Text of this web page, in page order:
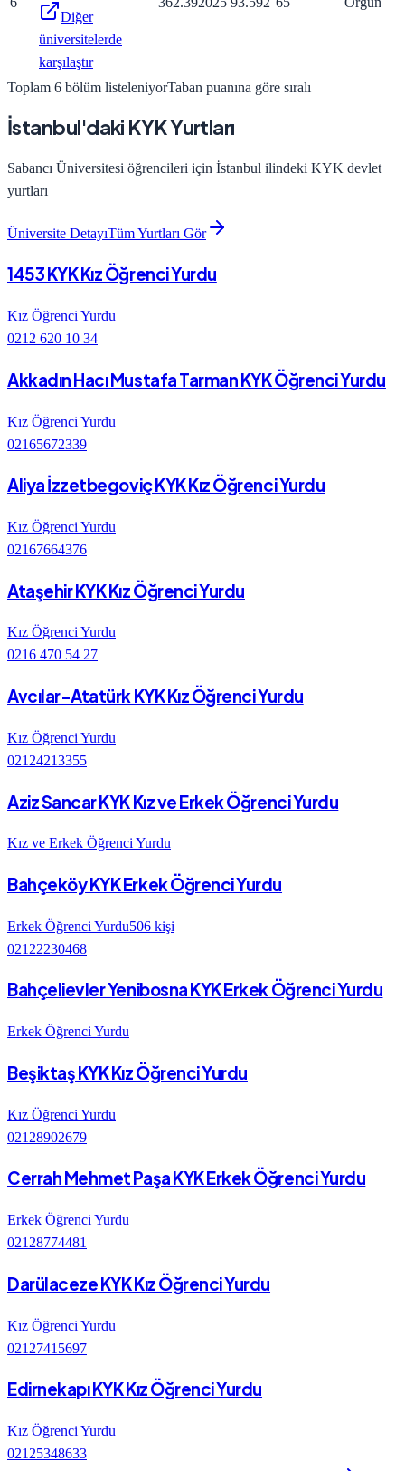
Diğer
üniversitelerde
karşılaştır
Toplam 6 bölüm listeleniyorTaban puanına göre sıralı
İstanbul'daki KYK Yurtları
Sabancı Üniversitesi öğrencileri için İstanbul ilindeki KYK devlet
yurtları
Üniversite DetayıTüm Yurtları Gör
1453 KYK Kız Öğrenci Yurdu
Kız Öğrenci Yurdu
0212 620 10 34
Akkadın Hacı Mustafa Tarman KYK Öğrenci Yurdu
Kız Öğrenci Yurdu
02165672339
Aliya İzzetbegoviç KYK Kız Öğrenci Yurdu
Kız Öğrenci Yurdu
02167664376
Ataşehir KYK Kız Öğrenci Yurdu
Kız Öğrenci Yurdu
0216 470 54 27
Avcılar-Atatürk KYK Kız Öğrenci Yurdu
Kız Öğrenci Yurdu
02124213355
Aziz Sancar KYK Kız ve Erkek Öğrenci Yurdu
Kız ve Erkek Öğrenci Yurdu
Bahçeköy KYK Erkek Öğrenci Yurdu
Erkek Öğrenci Yurdu506 kişi
02122230468
Bahçelievler Yenibosna KYK Erkek Öğrenci Yurdu
Erkek Öğrenci Yurdu
Beşiktaş KYK Kız Öğrenci Yurdu
Kız Öğrenci Yurdu
02128902679
Cerrah Mehmet Paşa KYK Erkek Öğrenci Yurdu
Erkek Öğrenci Yurdu
02128774481
Darülaceze KYK Kız Öğrenci Yurdu
Kız Öğrenci Yurdu
02127415697
Edirnekapı KYK Kız Öğrenci Yurdu
Kız Öğrenci Yurdu
02125348633